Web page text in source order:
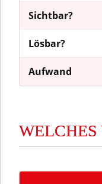
Sichtbar?
Lösbar?
Aufwand